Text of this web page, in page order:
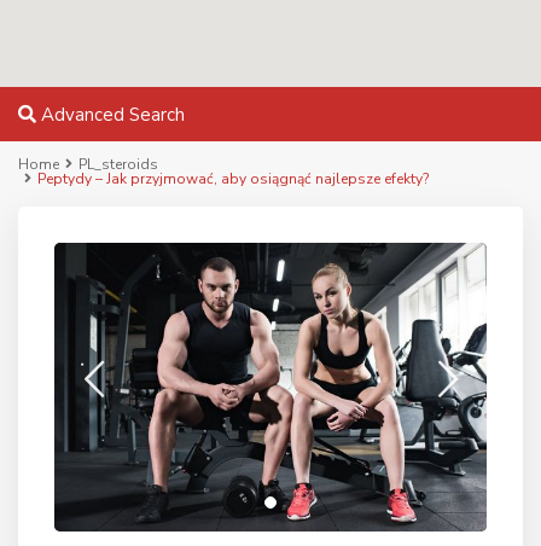
Advanced Search
Home PL_steroids
Peptydy – Jak przyjmować, aby osiągnąć najlepsze efekty?